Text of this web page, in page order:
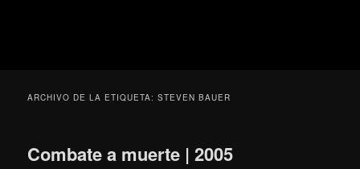
ARCHIVO DE LA ETIQUETA:STEVEN BAUER
Combate a muerte | 2005